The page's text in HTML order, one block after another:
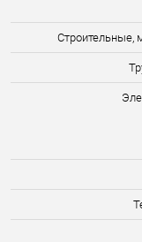
Строительные,